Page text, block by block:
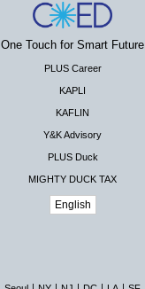
One Touch for Smart Future
PLUS Career
KAPLI
KAFLIN
Y&K Advisory
PLUS Duck
MIGHTY DUCK TAX
English